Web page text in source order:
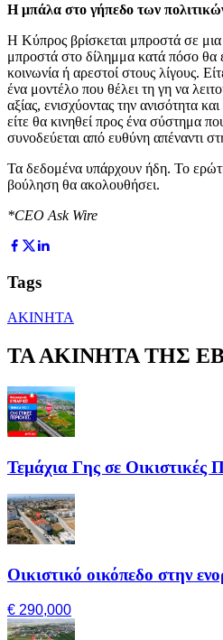
Η μπάλα στο γήπεδο των
Η Κύπρος βρίσκεται μπροστά σε μια
μπροστά στο δίλημμα κατά πόσο θα
κοινωνία ή αρεστοί στους λίγους.
ένα μοντέλο που θέλει τη γη να
αξίας, ενισχύοντας την ανισότητα
είτε θα κινηθεί προς ένα σύστημα
συνοδεύεται από ευθύνη απέναντι
Τα δεδομένα υπάρχουν ήδη. Το
βούληση θα ακολουθήσει.
*CEO Ask Wire
Tags
ΑΚΙΝΗΤΑ
ΤΑ ΑΚΙΝΗΤΑ ΤΗΣ
Τεμάχια Γης σε Οικιστικές
Οικιστικό οικόπεδο στην
€ 290,000